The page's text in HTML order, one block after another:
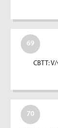
69
CBTT:
70